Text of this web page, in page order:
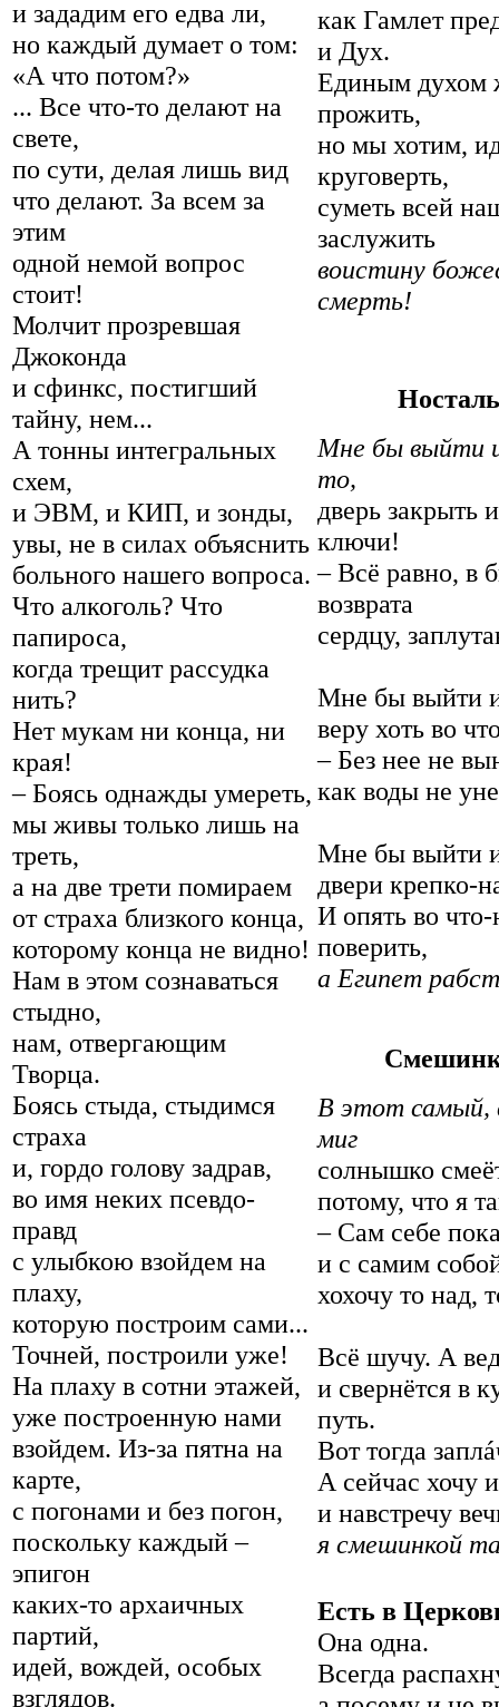
как Гамлет
и Дух.
Единым духом
прожить,
но мы хотим,
круговерть,
суметь всей
заслужить
воистину
смерть!
Мне бы выйти
то,
дверь закрыть
ключи!
– Всё равно, в
возврата
сердцу,
Мне бы выйти
веру хоть во
– Без нее не
как воды не
Мне бы выйти
двери крепко-
И опять во что-
поверить,
а Египет
Смешинка
В этот самый,
миг
солнышко
потому, что я
– Сам себе
и с самим
хохочу то над,
Всё шучу. А
и свернётся в
путь.
Вот тогда
А сейчас хочу
и навстречу
я смешинкой
Есть в
Она одна.
Всегда
и зададим его едва ли,
но каждый думает о том:
«А что потом?»
... Все что-то делают на
свете,
по сути, делая лишь вид
что делают. За всем за
этим
одной немой вопрос
стоит!
Молчит прозревшая
Джоконда
и сфинкс, постигший
тайну, нем...
А тонны интегральных
схем,
и ЭВМ, и КИП, и зонды,
увы, не в силах объяснить
больного нашего вопроса.
Что алкоголь? Что
папироса,
когда трещит рассудка
нить?
Нет мукам ни конца, ни
края!
– Боясь однажды умереть,
мы живы только лишь на
треть,
а на две трети помираем
от страха близкого конца,
которому конца не видно!
Нам в этом сознаваться
стыдно,
нам, отвергающим
Творца.
Боясь стыда, стыдимся
страха
и, гордо голову задрав,
во имя неких псевдо-
правд
с улыбкою взойдем на
плаху,
которую построим сами...
Точней, построили уже!
На плаху в сотни этажей,
уже построенную нами
взойдем. Из-за пятна на
карте,
с погонами и без погон,
поскольку каждый –
эпигон
каких-то архаичных
партий,
идей, вождей, особых
взглядов.